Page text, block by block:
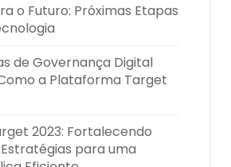
o Futuro: Próximas Etapas
de Governança Digital
a Plataforma Target
2023: Fortalecendo
para uma